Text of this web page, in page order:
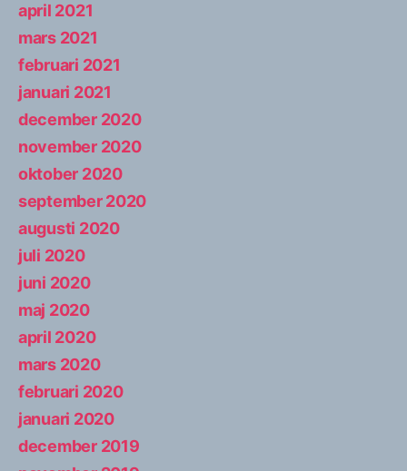
april 2021
mars 2021
februari 2021
januari 2021
december 2020
november 2020
oktober 2020
september 2020
augusti 2020
juli 2020
juni 2020
maj 2020
april 2020
mars 2020
februari 2020
januari 2020
december 2019